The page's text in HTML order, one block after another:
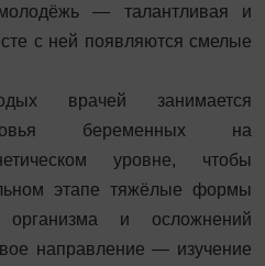
— талантливая и
с ней появляются смелые
врачей занимается
беременных на
уровне, чтобы
этапе тяжёлые формы
организма и осложнений
направление — изучение